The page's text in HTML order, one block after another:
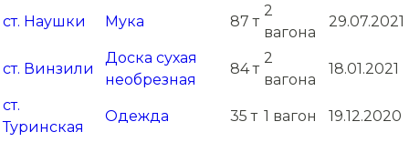
ст. Наушки Мука 87 т
2
вагона
29.07.2021
ст. Винзили
Доска сухая
необрезная
84 т
2
вагона
18.01.2021
ст.
Туринская
Одежда 35 т 1 вагон 19.12.2020